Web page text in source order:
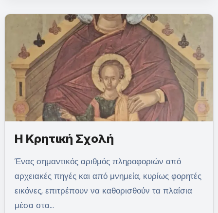
Η Κρητική Σχολή
Ένας σημαντικός αριθμός πληροφοριών από
αρχειακές πηγές και από μνημεία, κυρίως φορητές
εικόνες, επιτρέπουν να καθορισθούν τα πλαίσια
μέσα στα…